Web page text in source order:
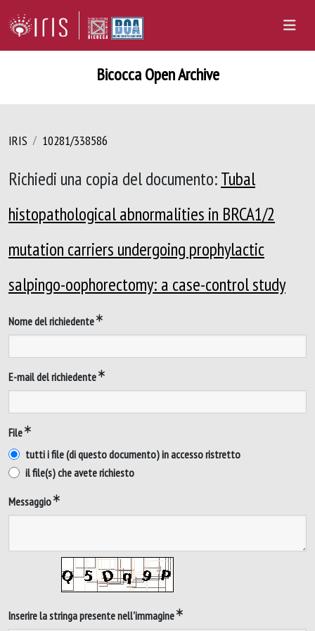
Bicocca Open Archive
IRIS 10281/338586
Richiedi una copia del documento:Tubal
histopathological abnormalities in BRCA1/2
mutation carriers undergoing prophylactic
salpingo-oophorectomy: a case-control study
Nome del richiedente
E-mail del richiedente
File
tutti i file (di questo documento) in accesso ristretto
il file(s) che avete richiesto
Messaggio
Inserire la stringa presente nell'immagine